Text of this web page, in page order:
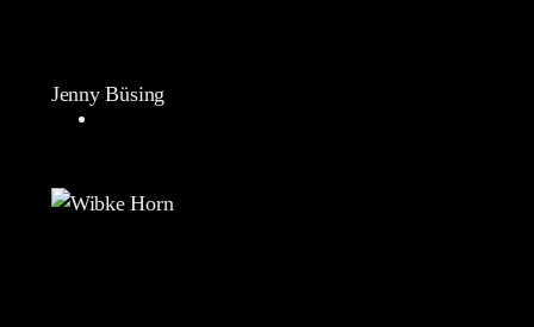
Jenny Büsing